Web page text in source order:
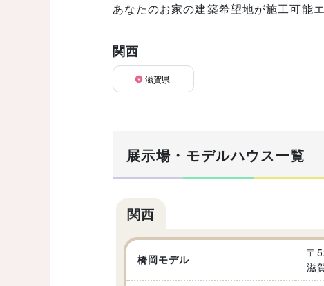
あなたのお家の建築希望地が施工可能
関西
滋賀県
展示場・モデルハウス一覧
関西
橋岡モデル 〒
滋